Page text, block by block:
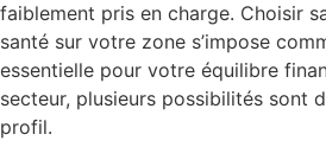
faiblement pris en charge. Choisir
santé sur votre zone s’impose
essentielle pour votre équilibre
secteur, plusieurs possibilités sont
profil.